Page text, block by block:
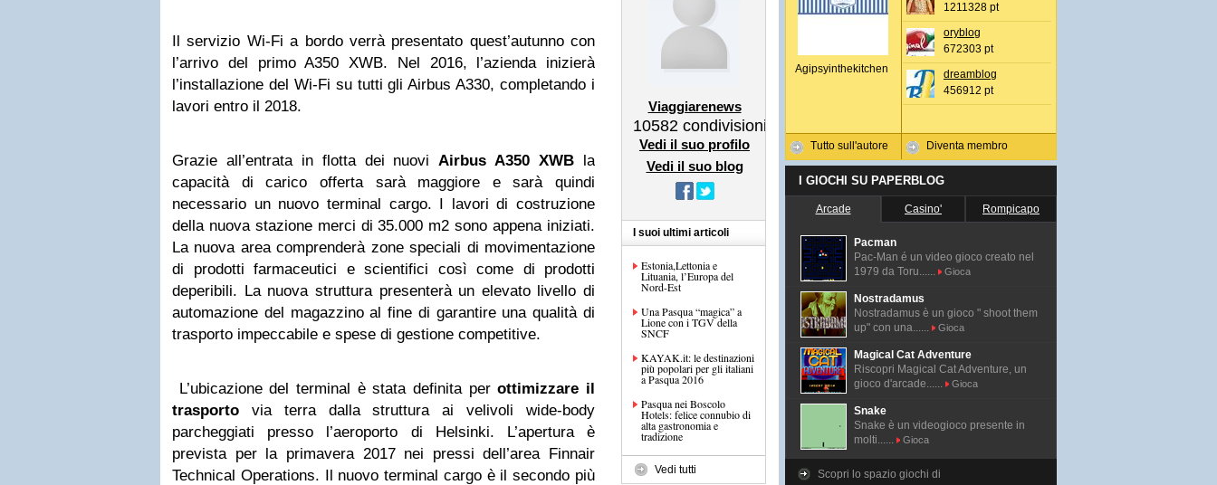
Il servizio Wi-Fi a bordo verrà presentato quest’autunno con
l’arrivo del primo A350 XWB. Nel 2016, l’azienda inizierà
l’installazione del Wi-Fi su tutti gli Airbus A330, completando i
lavori entro il 2018.
Grazie all’entrata in flotta dei nuoviAirbus A350 XWB la
capacità di carico offerta sarà maggiore e sarà quindi
necessario un nuovo terminal cargo. I lavori di costruzione
della nuova stazione merci di 35.000 m2 sono appena iniziati.
La nuova area comprenderà zone speciali di movimentazione
di prodotti farmaceutici e scientifici così come di prodotti
deperibili. La nuova struttura presenterà un elevato livello di
automazione del magazzino al fine di garantire una qualità di
trasporto impeccabile e spese di gestione competitive.
L’ubicazione del terminal è stata definita perottimizzare il
trasporto via terra dalla struttura ai velivoli wide-body
parcheggiati presso l’aeroporto di Helsinki. L’apertura è
prevista per la primavera 2017 nei pressi dell’area Finnair
Technical Operations. Il nuovo terminal cargo è il secondo più
Viaggiarenews
10582 condivisioni
Vedi il suo profilo
Vedi il suo blog
I suoi ultimi articoli
Estonia,Lettonia e
Lituania, l’Europa del
Nord-Est
Una Pasqua “magica” a
Lione con i TGV della
SNCF
KAYAK.it: le destinazioni
più popolari per gli italiani
a Pasqua 2016
Pasqua nei Boscolo
Hotels: felice connubio di
alta gastronomia e
tradizione
Vedi tutti
Agipsyinthekitchen
Tutto sull'autore
1211328 pt
oryblog
672303 pt
dreamblog
456912 pt
Diventa membro
I GIOCHI SU PAPERBLOG
Arcade Casino' Rompicapo
Pacman
Pac-Man é un video gioco creato nel
1979 da Toru......
Gioca
Nostradamus
Nostradamus è un gioco " shoot them
up" con una......
Gioca
Magical Cat Adventure
Riscopri Magical Cat Adventure, un
gioco d'arcade......
Gioca
Snake
Snake è un videogioco presente in
molti......
Gioca
Scopri lo spazio giochi di